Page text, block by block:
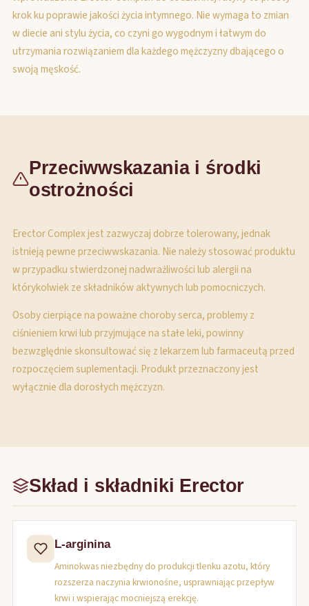
krok ku poprawie jakości życia intymnego. Nie wymaga to zmian
w diecie ani stylu życia, co czyni go wygodnym i łatwym do
utrzymania rozwiązaniem dla każdego mężczyzny dbającego o
swoją męskość.
Przeciwwskazania i środki
ostrożności
Erector Complex jest zazwyczaj dobrze tolerowany, jednak
istnieją pewne przeciwwskazania. Nie należy stosować produktu
w przypadku stwierdzonej nadwrażliwości lub alergii na
którykolwiek ze składników aktywnych lub pomocniczych.
Osoby cierpiące na poważne choroby serca, problemy z
ciśnieniem krwi lub przyjmujące na stałe leki, powinny
bezwzględnie skonsultować się z lekarzem lub farmaceutą przed
rozpoczęciem suplementacji. Produkt przeznaczony jest
wyłącznie dla dorosłych mężczyzn.
Skład i składniki Erector
L-arginina
Aminokwas niezbędny do produkcji tlenku azotu, który
rozszerza naczynia krwionośne, usprawniając przepływ
krwi i wspierając mocniejszą erekcję.